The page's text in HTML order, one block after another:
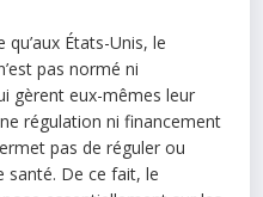
États-Unis, le
pas normé ni
gèrent eux-mêmes leur
régulation ni financement
pas de réguler ou
santé. De ce fait, le